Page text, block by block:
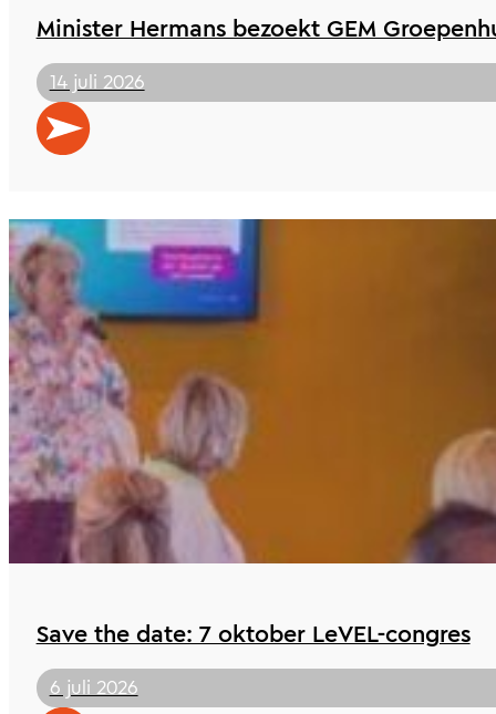
Minister Hermans bezoekt GEM
14 juli 2026
Save the date: 7 oktober LeVEL-congres
6 juli 2026